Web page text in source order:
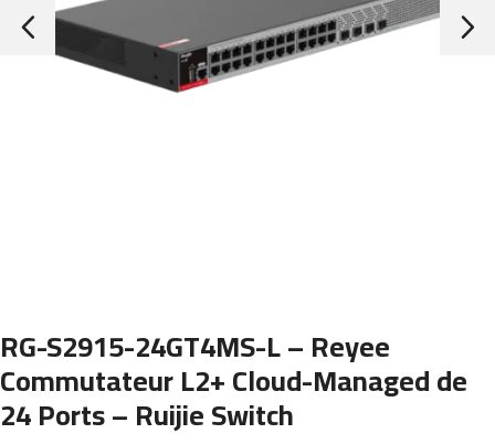
RG-S2915-24GT4MS-L – Reyee
Commutateur L2+ Cloud-Managed de
24 Ports – Ruijie Switch